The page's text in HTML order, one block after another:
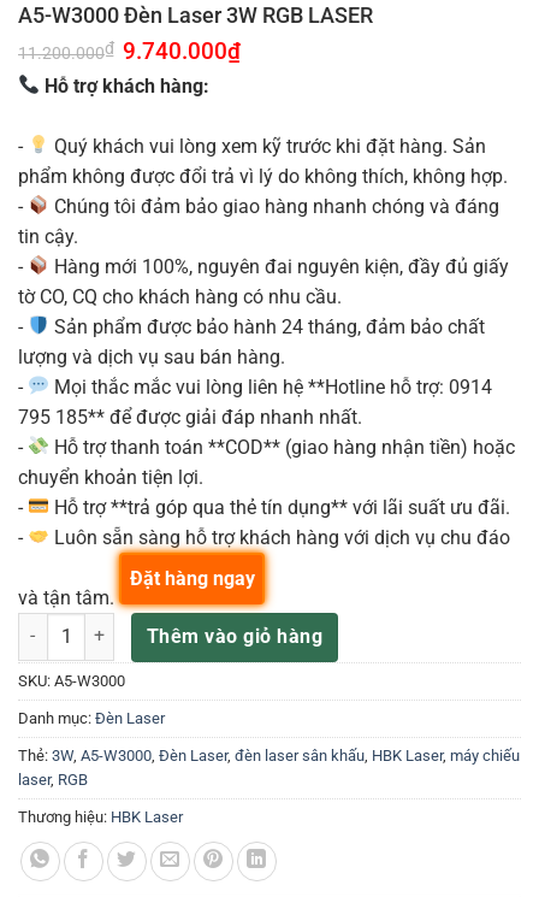
A5-W3000 Đèn Laser 3W RGB LASER
11.200.000₫ Giá
gốc
là:
11.200.000₫.
9.740.000₫Giá
Hỗ trợ khách hàng:
-
Quý khách vui lòng xem kỹ trước khi đặt hàng. Sản
phẩm không được đổi trả vì lý do không thích, không hợp.
-
Chúng tôi đảm bảo giao hàng nhanh chóng và đáng
tin cậy.
-
Hàng mới 100%, nguyên đai nguyên kiện, đầy đủ giấy
tờ CO, CQ cho khách hàng có nhu cầu.
-
Sản phẩm được bảo hành 24 tháng, đảm bảo chất
lượng và dịch vụ sau bán hàng.
-
Mọi thắc mắc vui lòng liên hệ **Hotline hỗ trợ: 0914
795 185** để được giải đáp nhanh nhất.
-
Hỗ trợ thanh toán **COD** (giao hàng nhận tiền) hoặc
chuyển khoản tiện lợi.
-
Hỗ trợ **trả góp qua thẻ tín dụng** với lãi suất ưu đãi.
-
Luôn sẵn sàng hỗ trợ khách hàng với dịch vụ chu đáo
và tận tâm.
A5-W3000 Đèn Laser 3W RGB LASER số lượng
Thêm vào giỏ hàng
Đặt hàng ngay
SKU: A5-W3000
Danh mục: Đèn Laser
Thẻ: 3W, A5-W3000 Đèn Laser, đèn laser sân khấu HBK Laser, máy chiếu
laser, RGB
Thương hiệu: HBK Laser